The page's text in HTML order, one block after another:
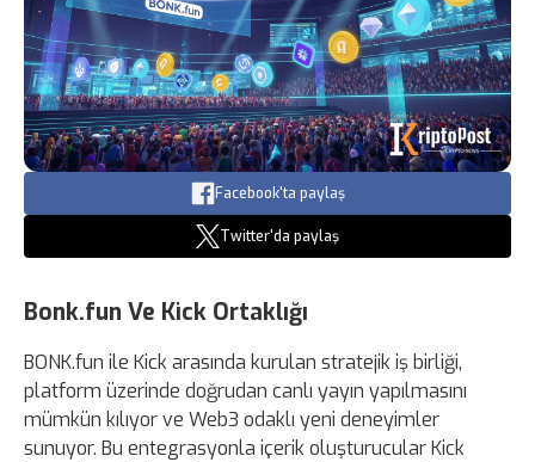
Facebook'ta paylaş
Twitter'da paylaş
Bonk.fun Ve Kick Ortaklığı
BONK.fun ile Kick arasında kurulan stratejik iş birliği,
platform üzerinde doğrudan canlı yayın yapılmasını
mümkün kılıyor ve Web3 odaklı yeni deneyimler
sunuyor. Bu entegrasyonla içerik oluşturucular Kick